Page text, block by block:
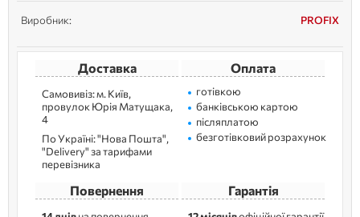
Виробник: PROFIX
Доставка
Самовивіз: м. Kиїв,
провулок Юрія Матущака,
4
По Україні: "Нова Пошта",
"Delivery" за тарифами
перевізника
Оплата
готівкою
банківською картою
післяплатою
безготівковий розрахунок
Повернення Гарантія